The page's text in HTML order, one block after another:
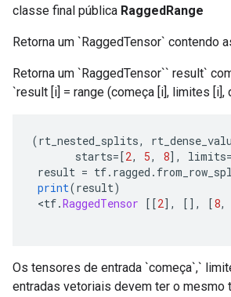
classe final pública RaggedRange
Retorna um `RaggedTensor` contendo
Retorna um `RaggedTensor`` result`
`result [i] = range (começa [i], limites [i],
(rt_nested_splits,
starts=[2, 5, 8], limits
result = tf. ragged .
print(result)
<tf.RaggedTensor [[2], [], [8,
Os tensores de entrada `começa`,`
entradas vetoriais devem ter o mesmo